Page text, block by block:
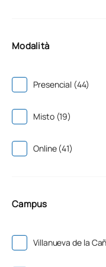
Modalità
Presencial (44)
Misto (19)
Online (41)
Campus
Villanueva de la